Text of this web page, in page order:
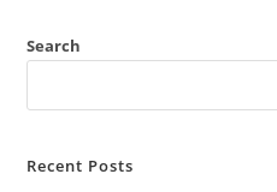
|
બાયો
Search
Recent Posts